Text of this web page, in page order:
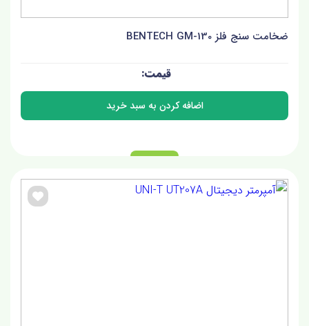
ضخامت سنج فلز BENTECH GM-130